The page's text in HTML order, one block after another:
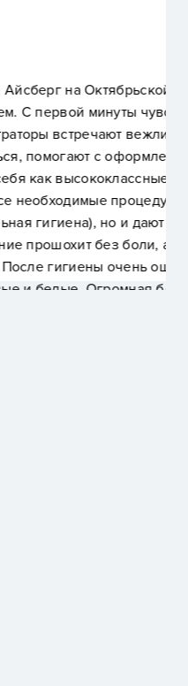
стало для
что попал в
и предлагают чай/
не только
рекомендации
выглядит
изменение
всей